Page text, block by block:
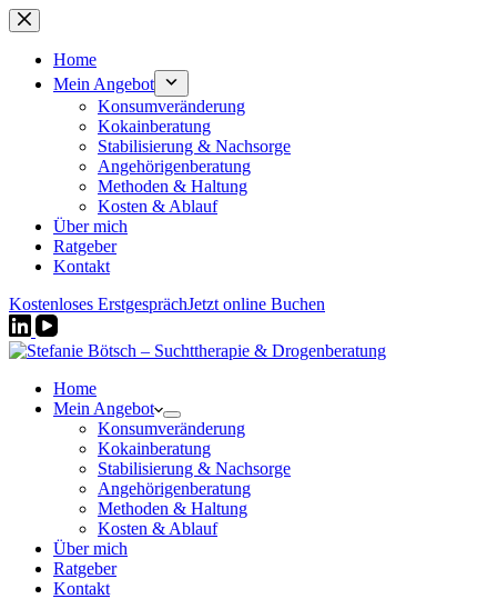
Zum
Inhalt
springenHome
Mein Angebot
Konsumveränderung
Kokainberatung
Stabilisierung & Nachsorge
Angehörigenberatung
Methoden & Haltung
Kosten & Ablauf
Über mich
Ratgeber
Kontakt
Kostenloses ErstgesprächJetzt online Buchen
Home
Mein Angebot
Konsumveränderung
Kokainberatung
Stabilisierung & Nachsorge
Angehörigenberatung
Methoden & Haltung
Kosten & Ablauf
Über mich
Ratgeber
Kontakt